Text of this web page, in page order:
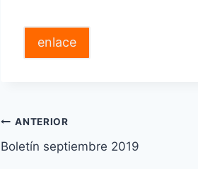
enlace
Navegación
de
ANTERIOR
Boletín septiembre 2019